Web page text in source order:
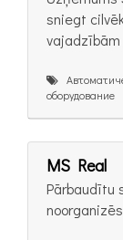
sniegt
оборудование
MS Real
Pārbaudītu